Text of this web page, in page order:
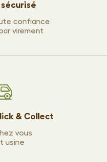
confiance
virement
& Collect
vous
usine